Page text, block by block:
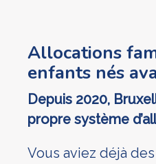
Allocations
enfants nés
Depuis 2020,
propre système
Vous aviez déjà